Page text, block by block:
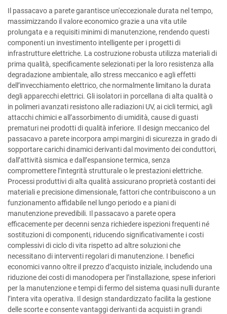
Il passacavo a parete garantisce un'eccezionale durata nel tempo,
massimizzando il valore economico grazie a una vita utile
prolungata e a requisiti minimi di manutenzione, rendendo questi
componenti un investimento intelligente per i progetti di
infrastrutture elettriche. La costruzione robusta utilizza materiali di
prima qualità, specificamente selezionati per la loro resistenza alla
degradazione ambientale, allo stress meccanico e agli effetti
dell’invecchiamento elettrico, che normalmente limitano la durata
degli apparecchi elettrici. Gli isolatori in porcellana di alta qualità o
in polimeri avanzati resistono alle radiazioni UV, ai cicli termici, agli
attacchi chimici e all’assorbimento di umidità, cause di guasti
prematuri nei prodotti di qualità inferiore. Il design meccanico del
passacavo a parete incorpora ampi margini di sicurezza in grado di
sopportare carichi dinamici derivanti dal movimento dei conduttori,
dall’attività sismica e dall’espansione termica, senza
compromettere l’integrità strutturale o le prestazioni elettriche.
Processi produttivi di alta qualità assicurano proprietà costanti dei
materiali e precisione dimensionale, fattori che contribuiscono a un
funzionamento affidabile nel lungo periodo e a piani di
manutenzione prevedibili. Il passacavo a parete opera
efficacemente per decenni senza richiedere ispezioni frequenti né
sostituzioni di componenti, riducendo significativamente i costi
complessivi di ciclo di vita rispetto ad altre soluzioni che
necessitano di interventi regolari di manutenzione. I benefici
economici vanno oltre il prezzo d’acquisto iniziale, includendo una
riduzione dei costi di manodopera per l’installazione, spese inferiori
per la manutenzione e tempi di fermo del sistema quasi nulli durante
l’intera vita operativa. Il design standardizzato facilita la gestione
delle scorte e consente vantaggi derivanti da acquisti in grandi